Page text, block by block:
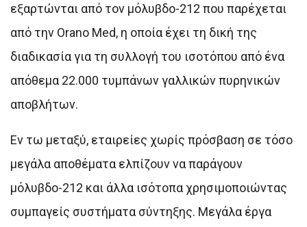
εξαρτώνται από τον μόλυβδο-212 που παρέχεται
από την Orano Med, η οποία έχει τη δική της
διαδικασία για τη συλλογή του ισοτόπου από ένα
απόθεμα 22.000 τυμπάνων γαλλικών πυρηνικών
αποβλήτων.
Εν τω μεταξύ, εταιρείες χωρίς πρόσβαση σε τόσο
μεγάλα αποθέματα ελπίζουν να παράγουν
μόλυβδο-212 και άλλα ισότοπα χρησιμοποιώντας
συμπαγείς συστήματα σύντηξης. Μεγάλα έργα